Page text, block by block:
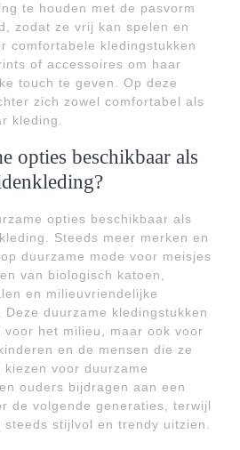
te houden met de pasvorm
zodat ze vrij kan spelen en
comfortabele kledingstukken
of accessoires om haar
touch te geven. Op deze
zich zowel comfortabel als
kleding.
opties beschikbaar als
opties beschikbaar als
Steeds meer merken en
duurzame mode voor meisjes
van biologisch katoen,
en milieuvriendelijke
duurzame kledingstukken
het milieu, maar ook voor
en de mensen die ze
voor duurzame
ouders bijdragen aan een
de volgende generaties, terwijl
stijlvol en trendy uitzien.